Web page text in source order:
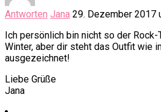
Antworten Jana 29. Dezember 2017
Ich persönlich bin nicht so der
Winter, aber dir steht das Outfit wie
ausgezeichnet!
Liebe Grüße
Jana